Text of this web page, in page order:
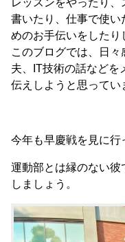
書いたり、仕事で使
めのお手伝いをしたり
このブログでは、日
夫、IT技術の話などを
伝えしようと思ってい
今年も早慶戦を見に行
運動部とは縁のない彼
しましょう。